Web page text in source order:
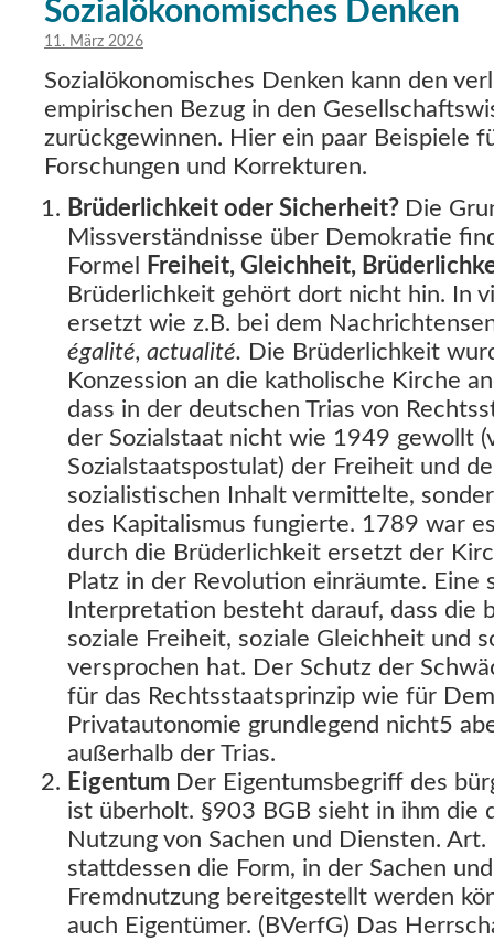
Sozialökonomisches Denken
11. März 2026
Sozialökonomisches Denken kann den
empirischen Bezug in den
zurückgewinnen. Hier ein paar Beispiele
Forschungen und Korrekturen.
Brüderlichkeit oder Sicherheit? Die
Missverständnisse über Demokratie
Formel
Freiheit, Gleichheit,
Brüderlichkeit gehört dort nicht hin. In
ersetzt wie z.B. bei dem
égalité, actualité. Die Brüderlichkeit
Konzession an die katholische Kirche
dass in der deutschen Trias von
der Sozialstaat nicht wie 1949 gewollt
Sozialstaatspostulat) der Freiheit und
sozialistischen Inhalt vermittelte,
des Kapitalismus fungierte. 1789 war
durch die Brüderlichkeit ersetzt der
Platz in der Revolution einräumte. Eine
Interpretation besteht darauf, dass die
soziale Freiheit, soziale Gleichheit und
versprochen hat. Der Schutz der
für das Rechtsstaatsprinzip wie für
Privatautonomie grundlegend nicht5
außerhalb der Trias.
Eigentum Der Eigentumsbegriff des
ist überholt. §903 BGB sieht in ihm die
Nutzung von Sachen und Diensten.
stattdessen die Form, in der Sachen
Fremdnutzung bereitgestellt werden
auch Eigentümer. (BVerfG) Das